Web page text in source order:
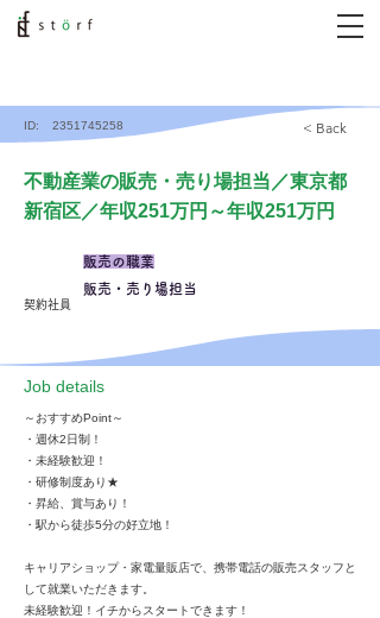
ID: 2351745258 < Back
不動産業の販売・売り場担当／東京都
新宿区／年収251万円～年収251万円
契約社員
販売の職業
販売・売り場担当
​Job details
～おすすめPoint～
・週休2日制！
・未経験歓迎！
・研修制度あり★
・昇給、賞与あり！
・駅から徒歩5分の好立地！
キャリアショップ・家電量販店で、携帯電話の販売スタッフと
して就業いただきます。
未経験歓迎！イチからスタートできます！